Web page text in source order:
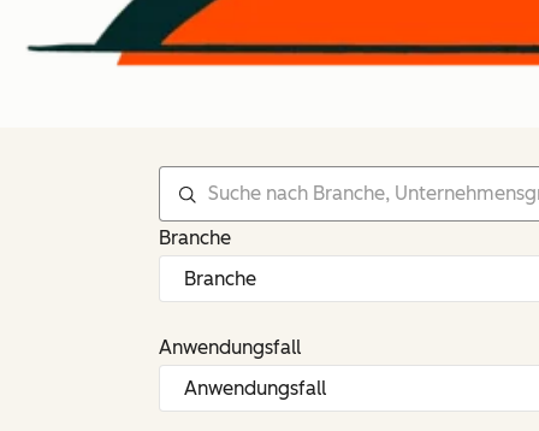
Branche
Anwendungsfall